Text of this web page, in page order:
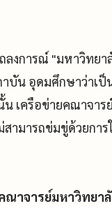
งการณ์ "มหาวิทย
บัน อุดมศึกษาว่าเ
เครือข่ายคณาจา
มารถข่มขู่ด้วยกา
ณาจารย์มหาวิทยา